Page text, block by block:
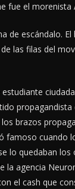
fue el morenista
de escándalo.
las filas del
brazos
famoso cuando
lo quedaban
la agencia
el cash que